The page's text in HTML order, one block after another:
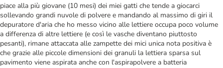
piace alla più giovane (10 mesi) dei miei gatti che tende a giocarci
sollevando grandi nuvole di polvere e mandando al massimo di giri il
depuratore d'aria che ho messo vicino alle lettiere occupa poco volume
a differenza di altre lettiere (e così le vasche diventano piuttosto
pesanti), rimane attaccata alle zampette dei mici unica nota positiva è
che grazie alle piccole dimensioni dei granuli la lettiera sparsa sul
pavimento viene aspirata anche con l'aspirapolvere a batteria